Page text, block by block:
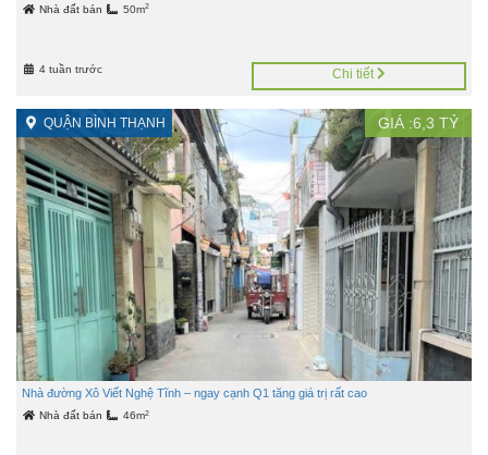
Nhà đất bán 50m2
4 tuần trước Chi tiết
QUẬN BÌNH THẠNH GIÁ :6,3 TỶ
Nhà đường Xô Viết Nghệ Tĩnh – ngay cạnh Q1 tăng giá trị rất cao
Nhà đất bán 46m2